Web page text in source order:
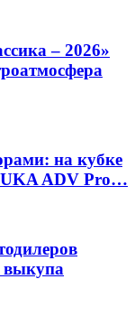
– 2026»
на кубке
ADV Pro…
выкупа